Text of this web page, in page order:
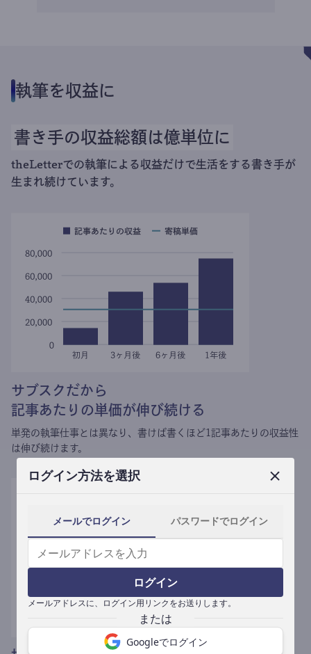
ログイン方法を選択
メールでログイン パスワードでログイン
ログイン
メールアドレスに、ログイン用リンクをお送りします。
Googleでログイン
執筆を収益に
書き手の収益総額は億単位に
theLetterでの執筆による収益だけで生活をする書き手が
生まれ続けています。
サブスクだから
記事あたりの単価が伸び続ける
単発の執筆仕事とは異なり、 書けば書くほど1記事あたりの収益性
は伸び続けます。